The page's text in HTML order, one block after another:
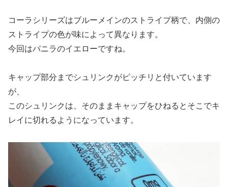
コーラシリーズはブルーメインのストライプ柄で、内側の
ストライプの色が味によって異なります。
今回はバニラのイエローですね。
キャップ部分までシュリンクがピッチリと付いています
が、
このシュリンクは、そのままキャップをひねるとそこでキ
レイに切れるようになっています。